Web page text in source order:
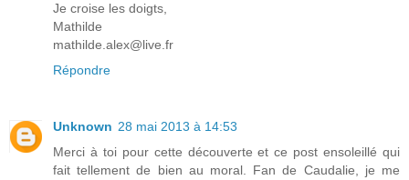
Je croise les doigts,
Mathilde
mathilde.alex@live.fr
Répondre
Unknown 28 mai 2013 à 14:53
Merci à toi pour cette découverte et ce post ensoleillé qui
fait tellement de bien au moral. Fan de Caudalie, je me